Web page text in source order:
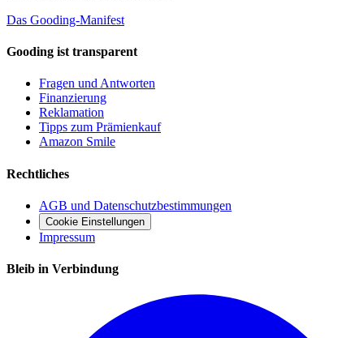
Das Gooding-Manifest
Gooding ist transparent
Fragen und Antworten
Finanzierung
Reklamation
Tipps zum Prämienkauf
Amazon Smile
Rechtliches
AGB und Datenschutzbestimmungen
Cookie Einstellungen
Impressum
Bleib in Verbindung